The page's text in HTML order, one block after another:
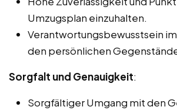
Umzugsplan einzuhalten.
Verantwortungsbewusstsein
den persönlichen
Sorgfalt und Genauigkeit:
Sorgfältiger Umgang mit den